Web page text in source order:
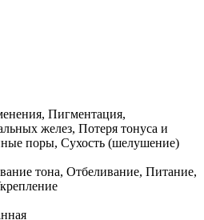
Пигментация,
желез, Потеря тонуса и
поры, Сухость (шелушение)
тона, Отбеливание, Питание,